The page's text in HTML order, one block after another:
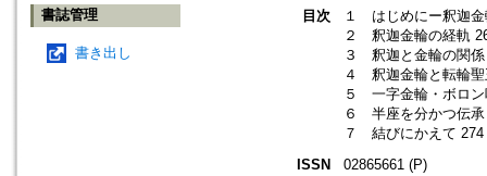
書誌管理
書き出し
目次
１ はじめにー釈迦金
２ 釈迦金輪の経軌
３ 釈迦と金輪の関係
４ 釈迦金輪と転輪聖
５ 一字金輪・ボロン
６ 半座を分かつ伝承
７ 結びにかえて 274
ISSN
02865661 (P)